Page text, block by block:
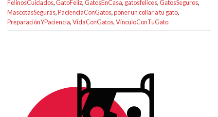
FelinosCuidados,GatoFeliz,GatosEnCasa, gatosfelices,GatosSeguros,
MascotasSeguras,PacienciaConGatos,poner un collar a tu gato,
PreparaciónYPaciencia,VidaConGatos,VínculoConTuGato